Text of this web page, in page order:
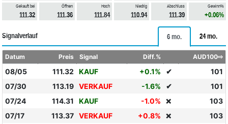
Gekauft bei
111.32
Öffnen
111.36
Hoch
111.84
Niedrig
110.94
Abschluss
111.39
Gewinn%
+0.06%
Signalverlauf 6 mo. 24 mo.
Datum Preis Signal Diff.% AUD100⇨
08/05 111.32 KAUF +0.1% ✔
101
07/30
113.19 VERKAUF -1.6% ✔
101
07/24
114.31 KAUF -1.0% ❌
103
07/17
113.37 VERKAUF +0.8% ❌
103